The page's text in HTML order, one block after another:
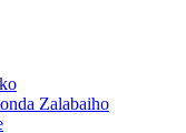
Zalabaiho